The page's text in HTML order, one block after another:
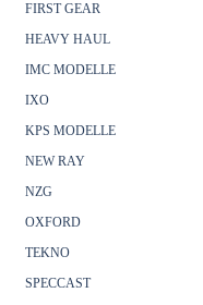
FIRST GEAR
HEAVY HAUL
IMC MODELLE
IXO
KPS MODELLE
NEW RAY
NZG
OXFORD
TEKNO
SPECCAST